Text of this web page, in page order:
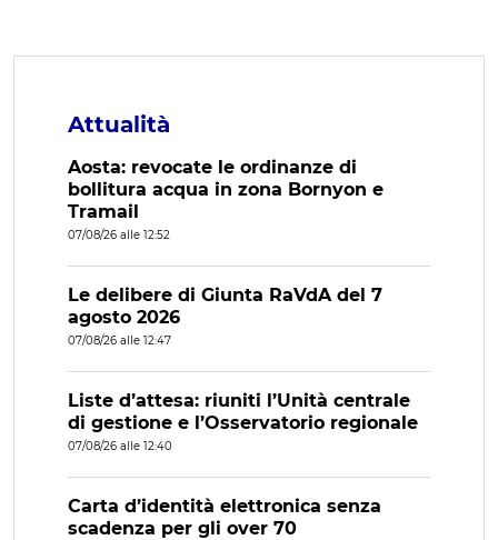
Attualità
Aosta: revocate le ordinanze di
bollitura acqua in zona Bornyon e
Tramail
07/08/26 alle 12:52
Le delibere di Giunta RaVdA del 7
agosto 2026
07/08/26 alle 12:47
Liste d’attesa: riuniti l’Unità centrale
di gestione e l’Osservatorio regionale
07/08/26 alle 12:40
Carta d’identità elettronica senza
scadenza per gli over 70